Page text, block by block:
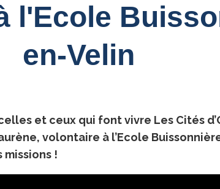
l'Ecole
en-Velin
et ceux qui font vivre Les Cités
volontaire à l’Ecole
missions !